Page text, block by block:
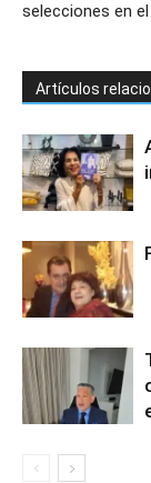
selecciones en
Artículos